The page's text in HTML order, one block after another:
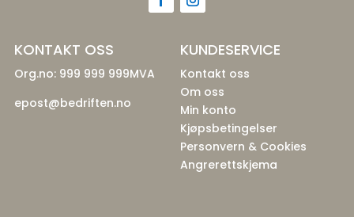
KONTAKT OSS
Org.no: 999 999 999MVA
epost@bedriften.no
KUNDESERVICE
Kontakt oss
Om oss
Min konto
Kjøpsbetingelser
Personvern & Cookies
Angrerettskjema